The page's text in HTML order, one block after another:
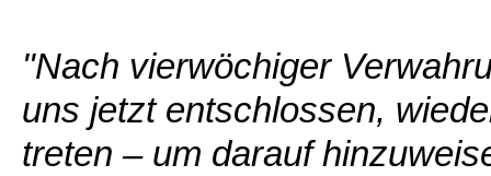
"Nach vierwöchiger
uns jetzt entschlossen,
treten – um darauf